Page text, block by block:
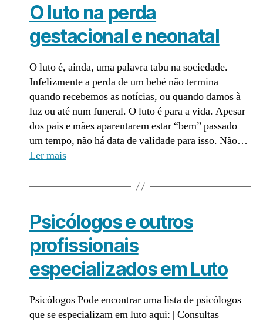
O luto na perda
gestacional e neonatal
O luto é, ainda, uma palavra tabu na sociedade.
Infelizmente a perda de um bebé não termina
quando recebemos as notícias, ou quando damos à
luz ou até num funeral. O luto é para a vida. Apesar
dos pais e mães aparentarem estar “bem” passado
um tempo, não há data de validade para isso. Não…
Ler mais
Psicólogos e outros
profissionais
especializados em Luto
Psicólogos Pode encontrar uma lista de psicólogos
que se especializam em luto aqui: | Consultas